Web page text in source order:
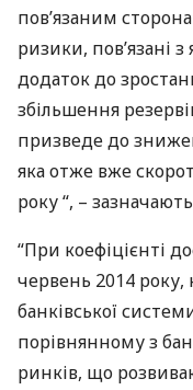
пов’язаним
ризики, пов’язані
додаток до
збільшення
призведе до
яка отже вже
року “, –
“При коефіцієнті
червень 2014 року,
банківської
порівнянному з
ринків, що